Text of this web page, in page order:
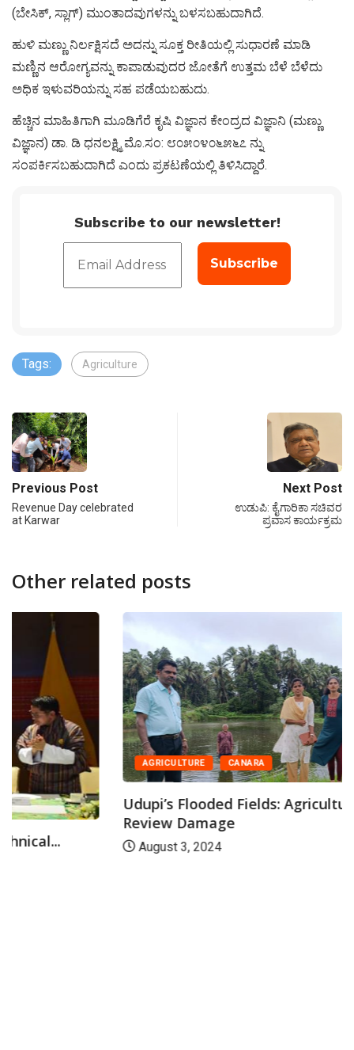
(ಬೇಸಿಕ್, ಸ್ಲಾಗ್) ಮುಂತಾದವುಗಳನ್ನು ಬಳಸಬಹುದಾಗಿದೆ.
ಹುಳಿ ಮಣ್ಣು ನಿರ್ಲಕ್ಷಿಸದೆ ಅದನ್ನು ಸೂಕ್ತ ರೀತಿಯಲ್ಲಿ ಸುಧಾರಣೆ ಮಾಡಿ
ಮಣ್ಣಿನ ಆರೋಗ್ಯವನ್ನು ಕಾಪಾಡುವುದರ ಜೋತೆಗೆ ಉತ್ತಮ ಬೆಳೆ ಬೆಳೆದು
ಅಧಿಕ ಇಳುವರಿಯನ್ನು ಸಹ ಪಡೆಯಬಹುದು.
ಹೆಚ್ಚಿನ ಮಾಹಿತಿಗಾಗಿ ಮೂಡಿಗೆರೆ ಕೃಷಿ ವಿಜ್ಞಾನ ಕೇಂದ್ರದ ವಿಜ್ಞಾನಿ (ಮಣ್ಣು
ವಿಜ್ಞಾನ) ಡಾ. ಡಿ ಧನಲಕ್ಷ್ಮಿ ಮೊ.ಸಂ: ೮೦೫೦೪೦೬೫೬೭ ನ್ನು
ಸಂಪರ್ಕಿಸಬಹುದಾಗಿದೆ ಎಂದು ಪ್ರಕಟಣೆಯಲ್ಲಿ ತಿಳಿಸಿದ್ದಾರೆ.
Subscribe to our newsletter!
Tags: Agriculture
Previous Post
Revenue Day celebrated
at Karwar
Next Post
ಉಡುಪಿ: ಕೈಗಾರಿಕಾ ಸಚಿವರ
ಪ್ರವಾಸ ಕಾರ್ಯಕ್ರಮ
Other related posts
AGRICULTURE CANARA
Udupi’s Flooded Fields: Agriculture Officials
Review Damage
August 3, 2024